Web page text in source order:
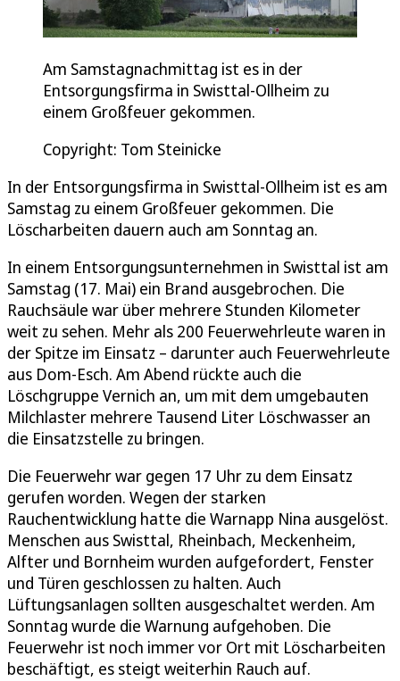
Am Samstagnachmittag ist es in der
Entsorgungsfirma in Swisttal-Ollheim zu
einem Großfeuer gekommen.
Copyright: Tom Steinicke
In der Entsorgungsfirma in Swisttal-Ollheim ist es am
Samstag zu einem Großfeuer gekommen. Die
Löscharbeiten dauern auch am Sonntag an.
In einem Entsorgungsunternehmen in Swisttal ist am
Samstag (17. Mai) ein Brand ausgebrochen. Die
Rauchsäule war über mehrere Stunden Kilometer
weit zu sehen. Mehr als 200 Feuerwehrleute waren in
der Spitze im Einsatz – darunter auch Feuerwehrleute
aus Dom-Esch. Am Abend rückte auch die
Löschgruppe Vernich an, um mit dem umgebauten
Milchlaster mehrere Tausend Liter Löschwasser an
die Einsatzstelle zu bringen.
Die Feuerwehr war gegen 17 Uhr zu dem Einsatz
gerufen worden. Wegen der starken
Rauchentwicklung hatte die Warnapp Nina ausgelöst.
Menschen aus Swisttal, Rheinbach, Meckenheim,
Alfter und Bornheim wurden aufgefordert, Fenster
und Türen geschlossen zu halten. Auch
Lüftungsanlagen sollten ausgeschaltet werden. Am
Sonntag wurde die Warnung aufgehoben. Die
Feuerwehr ist noch immer vor Ort mit Löscharbeiten
beschäftigt, es steigt weiterhin Rauch auf.